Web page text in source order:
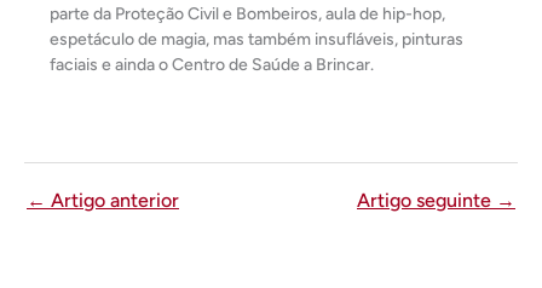
parte da Proteção Civil e Bombeiros, aula de hip-hop,
espetáculo de magia, mas também insufláveis, pinturas
faciais e ainda o Centro de Saúde a Brincar.
← Artigo anterior Artigo seguinte →